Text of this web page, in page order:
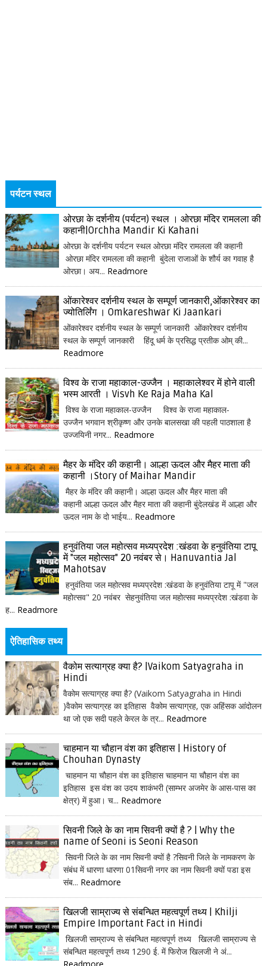
पर्यटन स्थल
ओरछा के दर्शनीय (पर्यटन) स्थल । ओरछा मंदिर रामलला की
कहानी|Orchha Mandir Ki Kahani
ओरछा के दर्शनीय पर्यटन स्थल ओरछा मंदिर रामलला की कहानी
ओरछा मंदिर रामलला की कहानी बुंदेला राजाओं के शौर्य का गवाह है
ओरछा। अय... Readmore
ओंकारेश्वर दर्शनीय स्थल के सम्पूर्ण जानकारी,ओंकारेश्वर का
ज्योतिर्लिंग । Omkareshwar Ki Jaankari
ओंकारेश्वर दर्शनीय स्थल के सम्पूर्ण जानकारी ओंकारेश्वर दर्शनीय
स्थल के सम्पूर्ण जानकारी हिंदू धर्म के प्रसिद्ध प्रतीक ओम् की...
Readmore
विश्व के राजा महाकाल-उज्जैन । महाकालेश्वर में होने वाली
भस्म आरती । Visvh Ke Raja Maha Kal
विश्व के राजा महाकाल-उज्जैन विश्व के राजा महाकाल-
उज्जैन भगवान श्रीकृष्ण और उनके बालसखा की पहली पाठशाला है
उज्जयिनी नगर... Readmore
मैहर के मंदिर की कहानी। आल्हा ऊदल और मैहर माता की
कहानी ।Story of Maihar Mandir
मैहर के मंदिर की कहानी। आल्हा ऊदल और मैहर माता की
कहानी आल्हा ऊदल और मैहर माता की कहानी बुंदेलखंड में आल्हा और
ऊदल नाम के दो भाईय... Readmore
हनुवंतिया जल महोत्सव मध्यप्रदेश :खंडवा के हनुवंतिया टापू
में "जल महोत्सव" 20 नवंबर से। Hanuvantia Jal
Mahotsav
हनुवंतिया जल महोत्सव मध्यप्रदेश :खंडवा के हनुवंतिया टापू में "जल
महोत्सव" 20 नवंबर सेहनुवंतिया जल महोत्सव मध्यप्रदेश :खंडवा के
ह... Readmore
ऐतिहासिक तथ्य
वैकोम सत्याग्रह क्या है? |Vaikom Satyagraha in
Hindi
वैकोम सत्याग्रह क्या है? (Vaikom Satyagraha in Hindi
)वैकोम सत्याग्रह का इतिहास वैकोम सत्याग्रह, एक अहिंसक आंदोलन
था जो एक सदी पहले केरल के त्र... Readmore
चाहमान या चौहान वंश का इतिहास | History of
Chouhan Dynasty
चाहमान या चौहान वंश का इतिहास चाहमान या चौहान वंश का
इतिहास इस वंश का उदय शाकंभरी (साम्भर अजमेर के आस-पास का
क्षेत्र) में हुआ। च... Readmore
सिवनी जिले के का नाम सिवनी क्यों है ? | Why the
name of Seoni is Seoni Reason
सिवनी जिले के का नाम सिवनी क्यों है ?सिवनी जिले के नामकरण के
संबंध में धारणा धारणा 01सिवनी नगर का नाम सिवनी क्यों पडा इस
संब... Readmore
खिलजी साम्राज्य से संबन्धित महत्वपूर्ण तथ्य | Khilji
Empire Important Fact in Hindi
खिलजी साम्राज्य से संबन्धित महत्वपूर्ण तथ्य खिलजी साम्राज्य से
संबन्धित महत्वपूर्ण तथ्य 1290 ई. में फिरोज खिलजी ने अं...